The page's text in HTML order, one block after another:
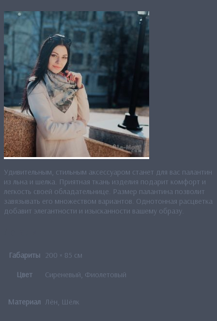
Удивительным, стильным аксессуаром станет для вас палантин
из льна и шелка. Приятная ткань изделия подарит комфорт и
легкость своей обладательнице. Размер палантина позволит
завязывать его множеством вариантов. Однотонная расцветка
добавит элегантности и изысканности вашему образу.
Габариты
200 × 85 см
Цвет
Сиреневый, Фиолетовый
Материал Лён, Шёлк